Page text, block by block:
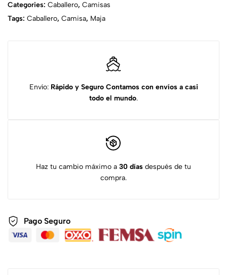
Categories: Caballero, Camisas
Tags: Caballero, Camisa, Maja
Envío: Rápido y Seguro Contamos con envíos a casi
todo el mundo.
Haz tu cambio máximo a 30 días después de tu
compra.
Pago Seguro